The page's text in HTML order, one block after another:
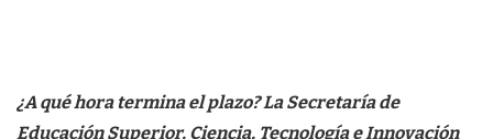
¿A qué hora termina el plazo? La Secretaría de
Educación Superior, Ciencia, Tecnología e Innovación